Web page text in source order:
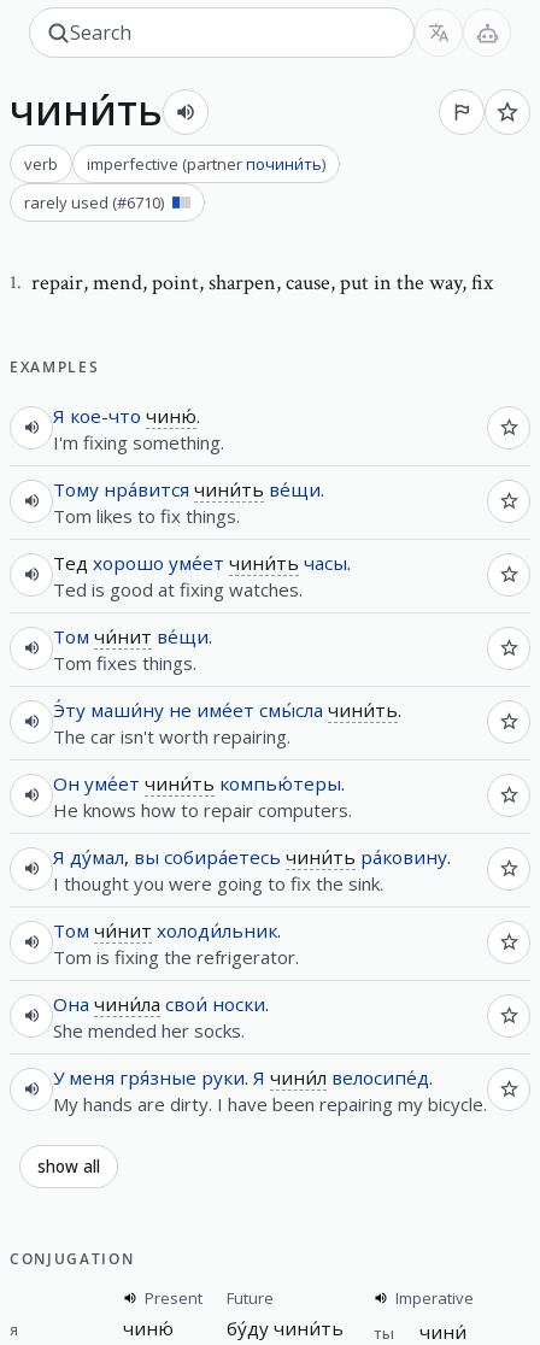
чини́ть
verb imperfective (partnerпочини́ть)
rarely used (#6710)
1. repair,mend, point, sharpen, cause, put in the way, fix
EXAMPLES
Я кое-что чиню́.
I'm fixing something.
Тому нра́вится чини́ть ве́щи.
Tom likes to fix things.
Тед хорошо уме́ет чини́ть часы.
Ted is good at fixing watches.
Том чи́нит ве́щи.
Tom fixes things.
Э́ту маши́ну не име́ет смы́сла чини́ть.
The car isn't worth repairing.
Он уме́ет чини́ть компью́теры.
He knows how to repair computers.
Я ду́мал, вы собира́етесь чини́ть ра́ковину.
I thought you were going to fix the sink.
Том чи́нит холоди́льник.
Tom is fixing the refrigerator.
Она чини́ла свои́ носки.
She mended her socks.
У меня гря́зные руки. Я чини́л велосипе́д.
My hands are dirty. I have been repairing my bicycle.
show all
CONJUGATION
Present
Future
я
чиню́ бу́ду чини́ть
Imperative
ты
чини́